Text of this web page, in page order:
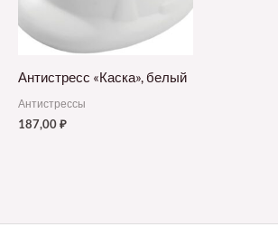
Антистресс «Каска», белый
Антистрессы
187,00₽